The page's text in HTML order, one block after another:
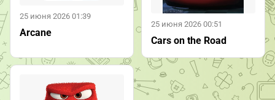
25 июня 2026 01:39
Arcane
25 июня 2026 00:51
Cars on the Road